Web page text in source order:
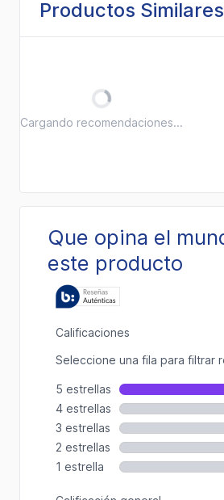
Productos Similares
Cargando recomendaciones...